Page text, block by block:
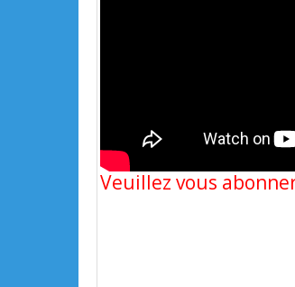
Veuillez vous